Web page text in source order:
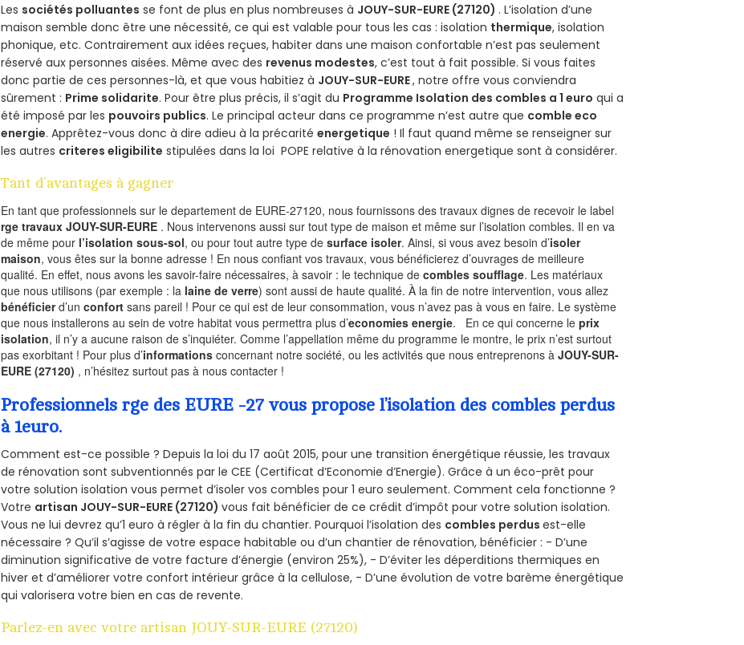
Les sociétés polluantes se font de plus en plus nombreuses à JOUY-SUR-EURE (27120) . L’isolation d’une
maison semble donc être une nécessité, ce qui est valable pour tous les cas : isolation thermique, isolation
phonique, etc. Contrairement aux idées reçues, habiter dans une maison confortable n’est pas seulement
réservé aux personnes aisées. Même avec des revenus modestes, c’est tout à fait possible. Si vous faites
donc partie de ces personnes-là, et que vous habitiez à JOUY-SUR-EURE, notre offre vous conviendra
sûrement : Prime solidarite. Pour être plus précis, il s’agit du Programme Isolation des combles a 1 euro qui a
été imposé par les pouvoirs publics. Le principal acteur dans ce programme n’est autre que comble eco
energie. Apprêtez-vous donc à dire adieu à la précaritéenergetique ! Il faut quand même se renseigner sur
les autres criteres eligibilite stipulées dans la loi POPE relative à la rénovation energetique sont à considérer.
Tant d’avantages à gagner
En tant que professionnels sur le departement de EURE-27120, nous fournissons des travaux dignes de recevoir le label
rge travaux JOUY-SUR-EURE . Nous intervenons aussi sur tout type de maison et même sur l’isolation combles. Il en va
de même pour l’isolation sous-sol, ou pour tout autre type desurface isoler. Ainsi, si vous avez besoin d’isoler
maison, vous êtes sur la bonne adresse ! En nous confiant vos travaux, vous bénéficierez d’ouvrages de meilleure
qualité. En effet, nous avons les savoir-faire nécessaires, à savoir : le technique decombles soufflage. Les matériaux
que nous utilisons (par exemple : la laine de verre) sont aussi de haute qualité. À la fin de notre intervention, vous allez
bénéficierd’unconfort sans pareil ! Pour ce qui est de leur consommation, vous n’avez pas à vous en faire. Le système
que nous installerons au sein de votre habitat vous permettra plus d’economies energie. En ce qui concerne leprix
isolation, il n’y a aucune raison de s’inquiéter. Comme l’appellation même du programme le montre, le prix n’est surtout
pas exorbitant ! Pour plus d’informations concernant notre société, ou les activités que nous entreprenons àJOUY-SUR-
EURE (27120) , n’hésitez surtout pas à nous contacter !
Professionnels rge des EURE -27 vous propose l’isolation des combles perdus
à 1euro.
Comment est-ce possible ? Depuis la loi du 17 août 2015, pour une transition énergétique réussie, les travaux
de rénovation sont subventionnés par le CEE (Certificat d’Economie d’Energie). Grâce à un éco-prêt pour
votre solution isolation vous permet d’isoler vos combles pour 1 euro seulement. Comment cela fonctionne ?
Votre artisan JOUY-SUR-EURE (27120)vous fait bénéficier de ce crédit d’impôt pour votre solution isolation.
Vous ne lui devrez qu’1 euro à régler à la fin du chantier. Pourquoi l’isolation des combles perdusest-elle
nécessaire ? Qu’il s’agisse de votre espace habitable ou d’un chantier de rénovation, bénéficier : - D’une
diminution significative de votre facture d’énergie (environ 25%), - D’éviter les déperditions thermiques en
hiver et d’améliorer votre confort intérieur grâce à la cellulose, - D’une évolution de votre barème énergétique
qui valorisera votre bien en cas de revente.
Parlez-en avec votre artisan JOUY-SUR-EURE (27120)